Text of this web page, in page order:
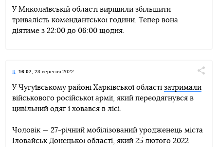
TelegramFacebook Twitter
У Миколаївській області вирішили збільшити
тривалість комендантської години. Тепер вона
діятиме з 22:00 до 06:00 щодня.
16:07 , 23 вересня 2022
Telegram FacebookTwitter
У Чугуївському районі Харківської області затримали
військового російської армії, який переодягнувся в
цивільний одяг і ховався в лісі.
Чоловік — 27-річний мобілізований уродженець міста
Іловайськ Донецької області, який 25 лютого 2022